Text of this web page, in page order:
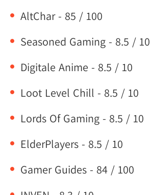
AltChar - 85 / 100
Seasoned Gaming - 8.5 / 10
Digitale Anime - 8.5 / 10
Loot Level Chill - 8.5 / 10
Lords Of Gaming - 8.5 / 10
ElderPlayers - 8.5 / 10
Gamer Guides - 84 / 100